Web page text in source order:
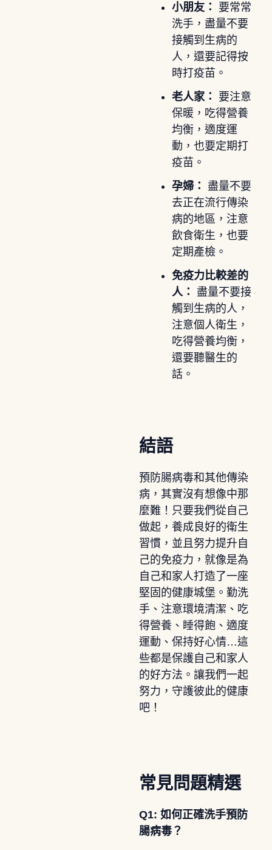
小朋友：
要常常
洗手，盡量不要
接觸到生病的
人，還要記得按
時打疫苗。
老人家：
要注意
保暖，吃得營養
均衡，適度運
動，也要定期打
疫苗。
孕婦： 盡量不要
去正在流行傳染
病的地區，注意
飲食衛生，也要
定期產檢。
免疫力比較差的
人： 盡量不要接
觸到生病的人，
注意個人衛生，
吃得營養均衡，
還要聽醫生的
話。
結語
預防腸病毒和其他傳染
病，其實沒有想像中那
麼難！只要我們從自己
做起，養成良好的衛生
習慣，並且努力提升自
己的免疫力，就像是為
自己和家人打造了一座
堅固的健康城堡。勤洗
手、注意環境清潔、吃
得營養、睡得飽、適度
運動、保持好心情…這
些都是保護自己和家人
的好方法。讓我們一起
努力，守護彼此的健康
吧！
常見問題精選
Q1: 如何正確洗手預防
腸病毒？